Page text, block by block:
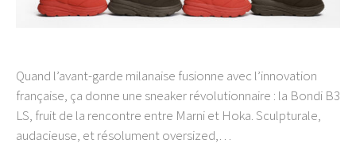
Quand l’avant-garde milanaise fusionne avec l’innovation
française, ça donne une sneaker révolutionnaire : la Bondi B3
LS, fruit de la rencontre entre Marni et Hoka. Sculpturale,
audacieuse, et résolument oversized,…